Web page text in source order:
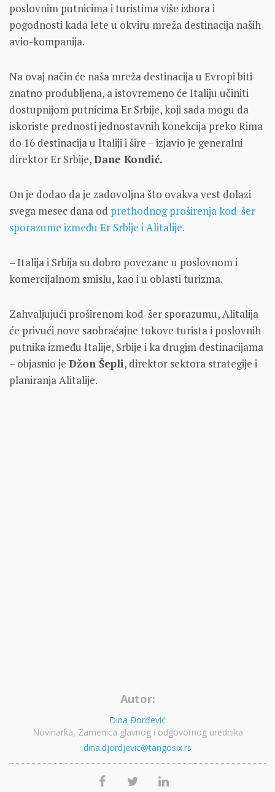
poslovnim putnicima i turistima više izbora i
pogodnosti kada lete u okviru mreža destinacija naših
avio-kompanija.
Na ovaj način će naša mreža destinacija u Evropi biti
znatno produbljena, a istovremeno će Italiju učiniti
dostupnijom putnicima Er Srbije, koji sada mogu da
iskoriste prednosti jednostavnih konekcija preko Rima
do 16 destinacija u Italiji i šire – izjavio je generalni
direktor Er Srbije,Dane Kondić.
On je dodao da je zadovoljna što ovakva vest dolazi
svega mesec dana od prethodnog proširenja kod-šer
sporazume između Er Srbije i Alitalije.
– Italija i Srbija su dobro povezane u poslovnom i
komercijalnom smislu, kao i u oblasti turizma.
Zahvaljujući proširenom kod-šer sporazumu, Alitalija
će privući nove saobraćajne tokove turista i poslovnih
putnika između Italije, Srbije i ka drugim destinacijama
– objasnio je Džon Šepli, direktor sektora strategije i
planiranja Alitalije.
Autor:
Dina Đorđević
Novinarka, Zamenica glavnog i odgovornog urednika
dina.djordjevic@tangosix.rs